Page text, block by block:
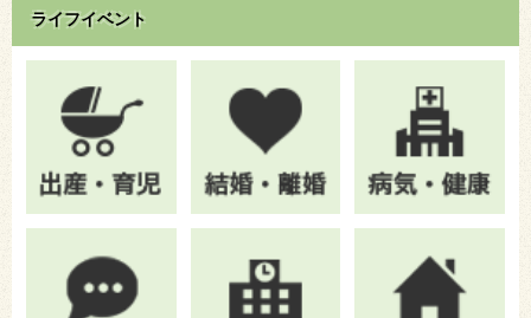
ライフイベント